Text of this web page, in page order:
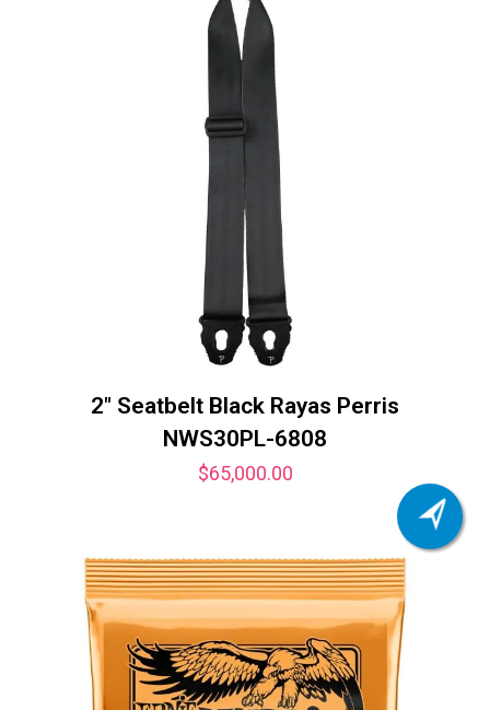
2″ Seatbelt Black Rayas Perris
NWS30PL-6808
$65,000.00